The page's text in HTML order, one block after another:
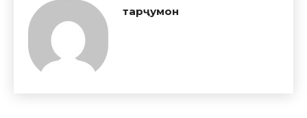
тарҷумон